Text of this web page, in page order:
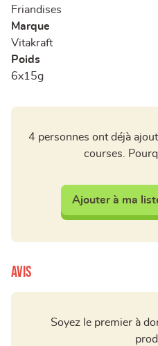
Friandises
Marque
Vitakraft
Poids
6x15g
4 personnes ont déjà
courses.
Ajouter à ma
Avis
Soyez le premier à